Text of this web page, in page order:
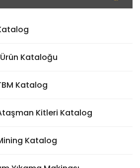
Kataloğu
Katalog
Kitleri Katalog
Katalog